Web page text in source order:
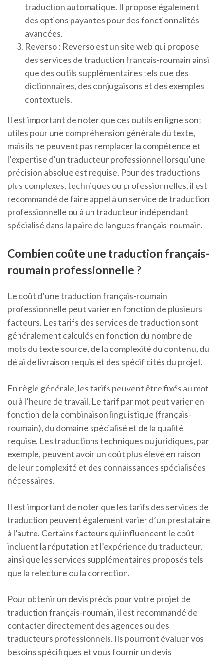
traduction automatique. Il propose également
des options payantes pour des fonctionnalités
avancées.
Reverso : Reverso est un site web qui propose
des services de traduction français-roumain ainsi
que des outils supplémentaires tels que des
dictionnaires, des conjugaisons et des exemples
contextuels.
Il est important de noter que ces outils en ligne sont
utiles pour une compréhension générale du texte,
mais ils ne peuvent pas remplacer la compétence et
l’expertise d’un traducteur professionnel lorsqu’une
précision absolue est requise. Pour des traductions
plus complexes, techniques ou professionnelles, il est
recommandé de faire appel à un service de traduction
professionnelle ou à un traducteur indépendant
spécialisé dans la paire de langues français-roumain.
Combien coûte une traduction français-
roumain professionnelle ?
Le coût d’une traduction français-roumain
professionnelle peut varier en fonction de plusieurs
facteurs. Les tarifs des services de traduction sont
généralement calculés en fonction du nombre de
mots du texte source, de la complexité du contenu, du
délai de livraison requis et des spécificités du projet.
En règle générale, les tarifs peuvent être fixés au mot
ou à l’heure de travail. Le tarif par mot peut varier en
fonction de la combinaison linguistique (français-
roumain), du domaine spécialisé et de la qualité
requise. Les traductions techniques ou juridiques, par
exemple, peuvent avoir un coût plus élevé en raison
de leur complexité et des connaissances spécialisées
nécessaires.
Il est important de noter que les tarifs des services de
traduction peuvent également varier d’un prestataire
à l’autre. Certains facteurs qui influencent le coût
incluent la réputation et l’expérience du traducteur,
ainsi que les services supplémentaires proposés tels
que la relecture ou la correction.
Pour obtenir un devis précis pour votre projet de
traduction français-roumain, il est recommandé de
contacter directement des agences ou des
traducteurs professionnels. Ils pourront évaluer vos
besoins spécifiques et vous fournir un devis